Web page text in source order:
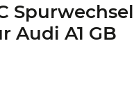
Audi A1 GB